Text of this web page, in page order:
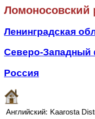
Ломоносовский
Ленинградская
Северо-Западный
Россия
Английский: Kaarosta